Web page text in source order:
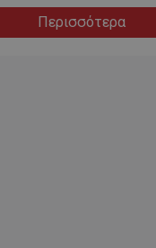
Περισσότερα